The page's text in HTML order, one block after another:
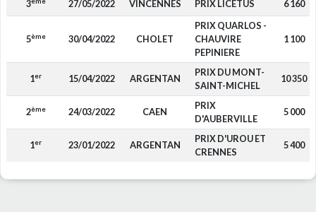
3 27/05/2022 VINCENNES PRIX LICETUS 6 160
5ème 30/04/2022 CHOLET
PRIX QUARLOS -
CHAUVIRE
PEPINIERE
1 100
1er 15/04/2022 ARGENTAN
PRIX DU MONT-
SAINT-MICHEL
10 350
2ème 24/03/2022 CAEN
PRIX
D'AUBERVILLE
5 000
1er 23/01/2022 ARGENTAN
PRIX D'UROU ET
CRENNES
5 400